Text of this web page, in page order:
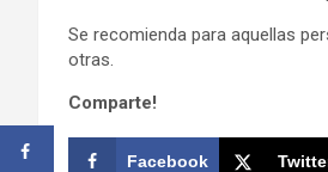
Se recomienda para aquellas
otras.
Comparte!
Facebook